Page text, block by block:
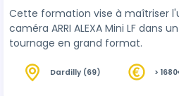
Cette formation vise à maîtriser
caméra ARRI ALEXA Mini LF dans
tournage en grand format.
Dardilly (69) >